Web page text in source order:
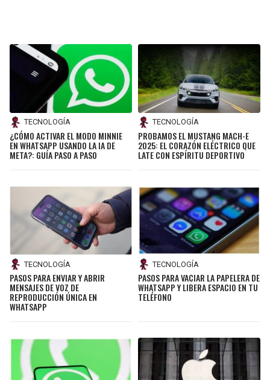
TECNOLOGÍA
¿CÓMO ACTIVAR EL MODO MINNIE
EN WHATSAPP USANDO LA IA DE
META?: GUÍA PASO A PASO
TECNOLOGÍA
PROBAMOS EL MUSTANG MACH-E
2025: EL CORAZÓN ELÉCTRICO QUE
LATE CON ESPÍRITU DEPORTIVO
TECNOLOGÍA
PASOS PARA ENVIAR Y ABRIR
MENSAJES DE VOZ DE
REPRODUCCIÓN ÚNICA EN
WHATSAPP
TECNOLOGÍA
PASOS PARA VACIAR LA PAPELERA DE
WHATSAPP Y LIBERA ESPACIO EN TU
TELÉFONO